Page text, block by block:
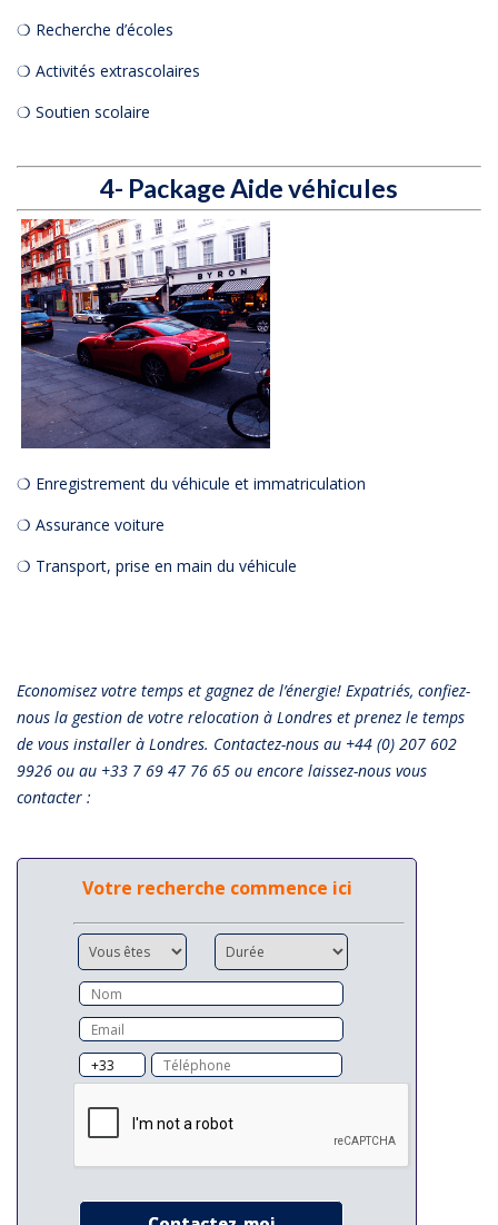
❍ Recherche d’écoles
❍ Activités extrascolaires
❍ Soutien scolaire
4- Package Aide véhicules
❍ Enregistrement du véhicule et immatriculation
❍ Assurance voiture
❍ Transport, prise en main du véhicule
Economisez votre temps et gagnez de l’énergie! Expatriés, confiez-
nous la gestion de votre relocation à Londres et prenez le temps
de vous installer à Londres. Contactez-nous au +44 (0) 207 602
9926 ou au +33 7 69 47 76 65 ou encore laissez-nous vous
contacter :
Votre recherche commence ici